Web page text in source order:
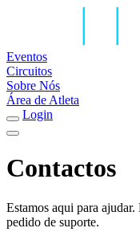
Eventos
Circuitos
Sobre Nós
Área de Atleta
Login
Contactos
Estamos aqui para
pedido de suporte.